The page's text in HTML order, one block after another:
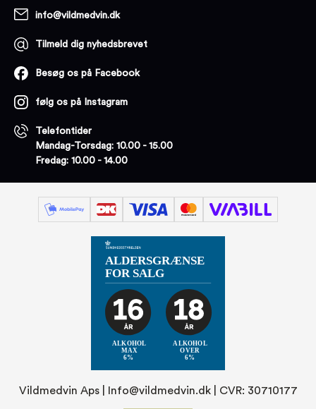
info@vildmedvin.dk
Tilmeld dig nyhedsbrevet
Besøg os på Facebook
følg os på Instagram
Telefontider
Mandag-Torsdag: 10.00 - 15.00
Fredag: 10.00 - 14.00
Vildmedvin Aps | Info@vildmedvin.dk| CVR: 30710177